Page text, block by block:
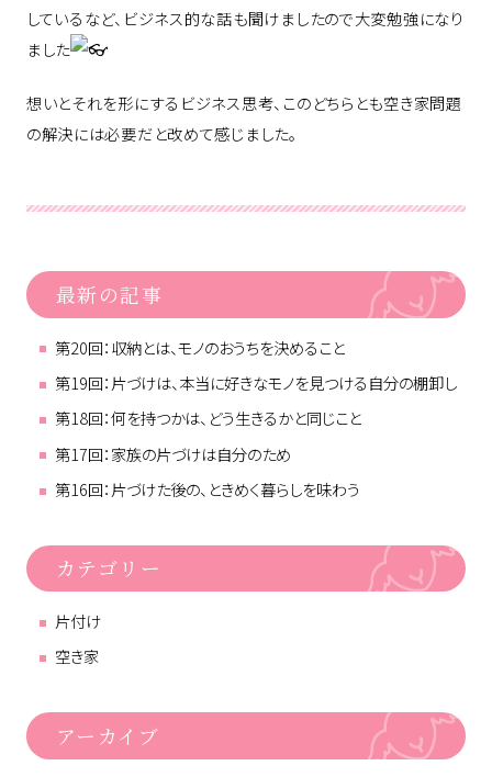
しているなど、ビジネス的な話も聞けましたので大変勉強になり
ました
想いとそれを形にするビジネス思考、このどちらとも空き家問題
の解決には必要だと改めて感じました。
最新の記事
第20回：収納とは、モノのおうちを決めること
第19回：片づけは、本当に好きなモノを見つける自分の棚卸し
第18回：何を持つかは、どう生きるかと同じこと
第17回：家族の片づけは自分のため
第16回：片づけた後の、ときめく暮らしを味わう
カテゴリー
片付け
空き家
アーカイブ